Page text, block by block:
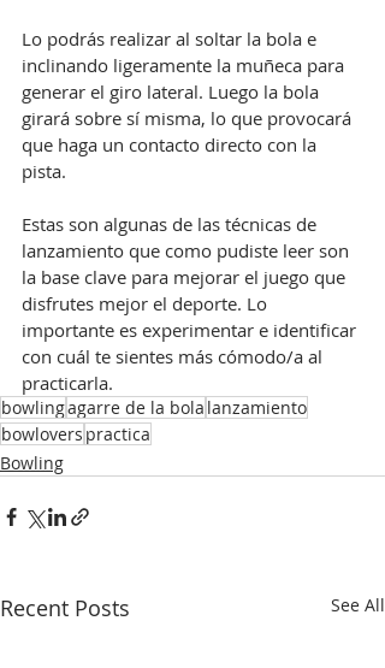
Lo podrás realizar al soltar la bola e
inclinando ligeramente la muñeca para
generar el giro lateral. Luego la bola
girará sobre sí misma, lo que provocará
que haga un contacto directo con la
pista.
Estas son algunas de las técnicas de
lanzamiento que como pudiste leer son
la base clave para mejorar el juego que
disfrutes mejor el deporte. Lo
importante es experimentar e identificar
con cuál te sientes más cómodo/a al
practicarla.
bowlingagarre de la bola lanzamiento
bowlovers practica
Bowling
Recent Posts See All